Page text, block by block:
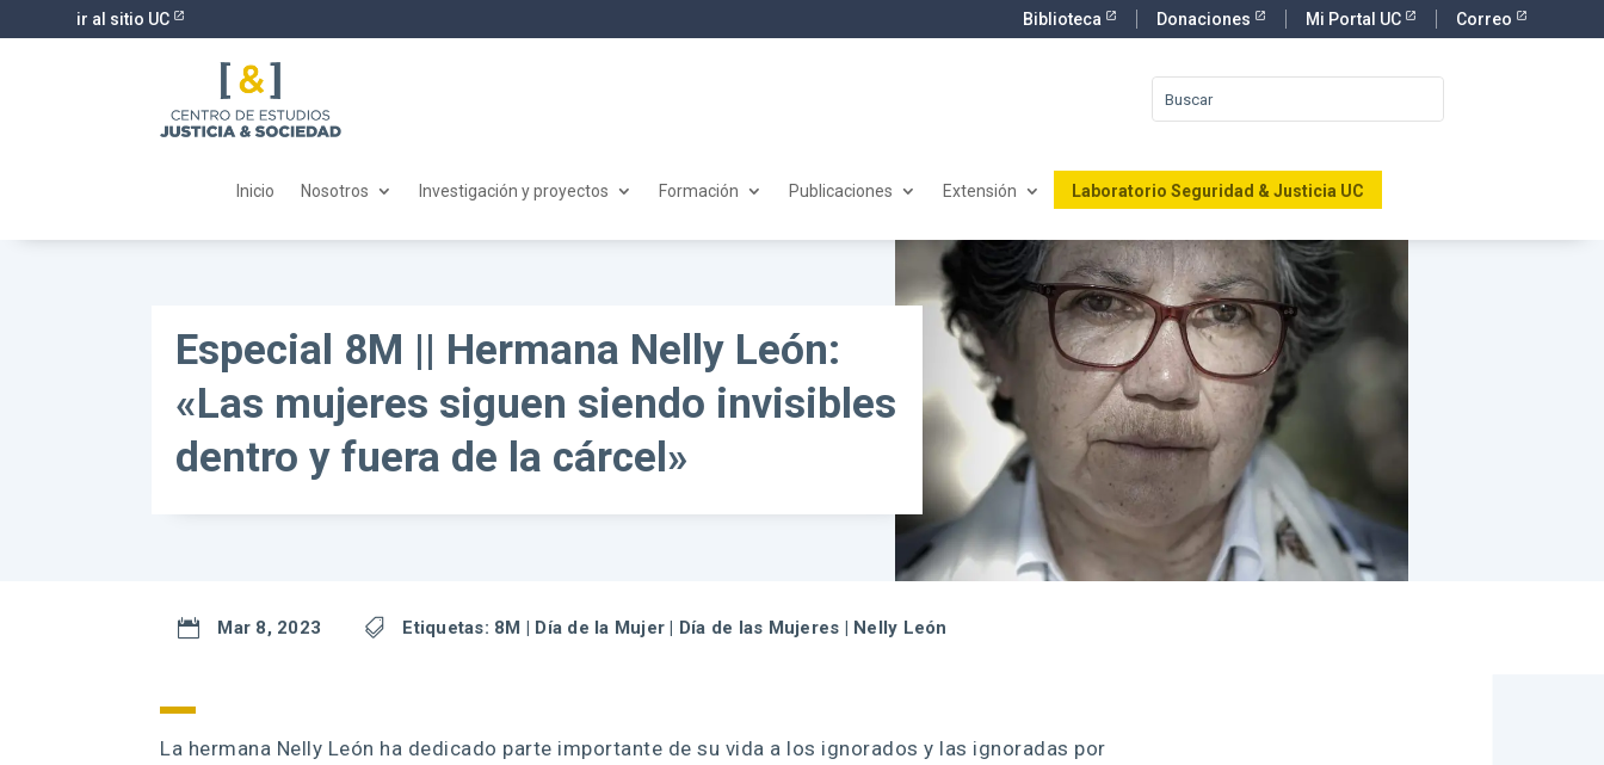
ir al sitio UC Biblioteca Donaciones Mi Portal UC Correo
Inicio Nosotros Investigación y proyectos Formación Publicaciones Extensión Laboratorio Seguridad & Justicia UC
Especial 8M || Hermana Nelly León:
«Las mujeres siguen siendo invisibles
dentro y fuera de la cárcel»
 Mar 8, 2023  Etiquetas: 8M Día de la Mujer Día de las Mujeres Nelly León
La hermana Nelly León ha dedicado parte importante de su vida a los ignorados y las ignoradas por